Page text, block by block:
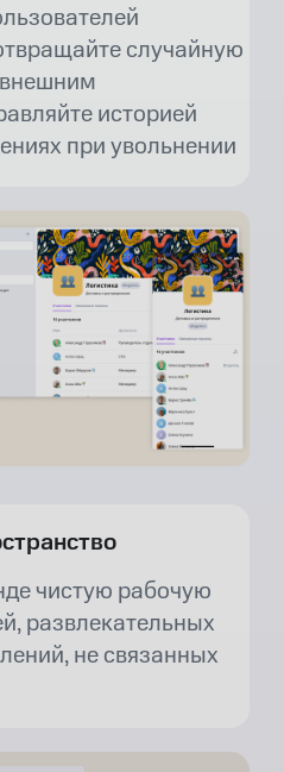
чистую рабочую
развлекательных
не связанных
случайную
историей
при увольнении